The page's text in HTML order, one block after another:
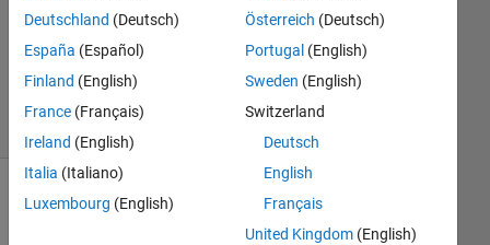
20 Mag
2021
13
Visualizzazioni
Deutschland (Deutsch)
España (Español)
Finland (English)
France (Français)
Ireland (English)
Italia (Italiano)
Luxembourg (English)
Österreich (Deutsch)
Portugal (English)
Sweden (English)
Switzerland
Deutsch
English
Français
United Kingdom(English)